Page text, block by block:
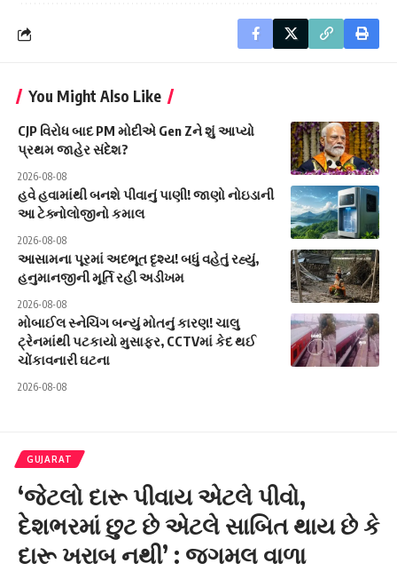
You Might Also Like
CJP વિરોધ બાદ PM મોદીએ Gen Zને શું આપ્યો
પ્રથમ જાહેર સંદેશ?
2026-08-08
હવે હવામાંથી બનશે પીવાનું પાણી! જાણો નોઇડાની
આ ટેક્નોલોજીનો કમાલ
2026-08-08
આસામના પૂરમાં અદભૂત દૃશ્ય! બધું વહેતું રહ્યું,
હનુમાનજીની મૂર્તિ રહી અડીખમ
2026-08-08
મોબાઈલ સ્નેચિંગ બન્યું મોતનું કારણ! ચાલુ
ટ્રેનમાંથી પટકાયો મુસાફર, CCTVમાં કેદ થઈ
ચોંકાવનારી ઘટના
2026-08-08
GUJARAT
‘જેટલો દારૂ પીવાય એટલે પીવો,
દેશભરમાં છુટ છે એટલે સાબિત થાય છે કે
દારૂ ખરાબ નથી’ : જગમલ વાળા